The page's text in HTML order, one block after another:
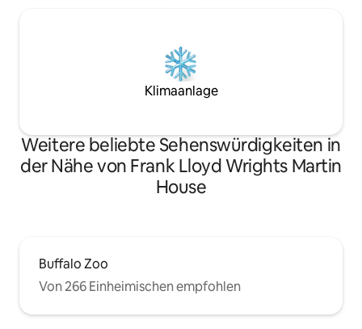
Klimaanlage
Weitere beliebte Sehenswürdigkeiten in
der Nähe von Frank Lloyd Wrights Martin
House
Buffalo Zoo
Von 266 Einheimischen empfohlen